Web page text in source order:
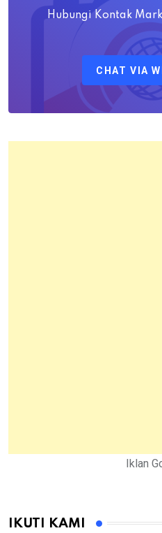
Pertanahan
Kota
Hubungi Kontak
CHAT VIA
Iklan
IKUTI KAMI